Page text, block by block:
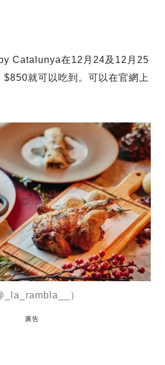
Catalunya在12月24及12月25
$850就可以吃到。可以在官網上
）
廣告